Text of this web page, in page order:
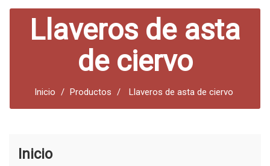
Llaveros de asta
de ciervo
Inicio Productos Llaveros de asta de ciervo
Inicio